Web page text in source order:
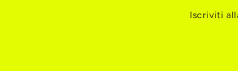
Iscriviti